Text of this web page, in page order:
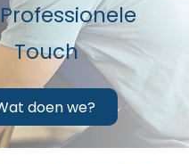
Touch
doen we?